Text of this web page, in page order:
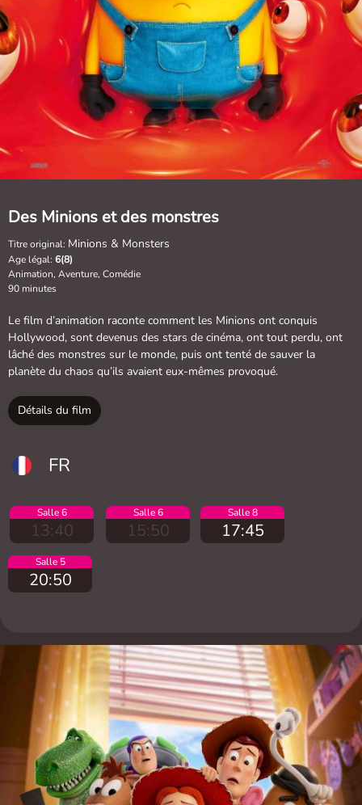
Des Minions et des monstres
Titre original: Minions & Monsters
Age légal: 6(8)
Animation, Aventure, Comédie
90 minutes
Le film d’animation raconte comment les Minions ont conquis
Hollywood, sont devenus des stars de cinéma, ont tout perdu, ont
lâché des monstres sur le monde, puis ont tenté de sauver la
planète du chaos qu’ils avaient eux-mêmes provoqué.
Détails du film
FR
Salle 6
13:40
Salle 6
15:50
Salle 8
17:45
Salle 5
20:50